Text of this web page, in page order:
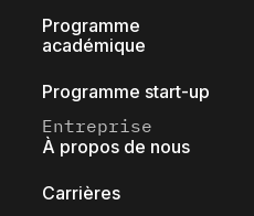
Programme
académique
Programme start-up
Entreprise
À propos de nous
Carrières